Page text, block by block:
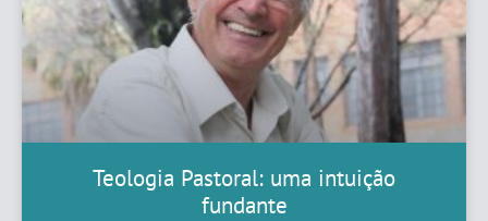
Teologia Pastoral: uma intuição
fundante